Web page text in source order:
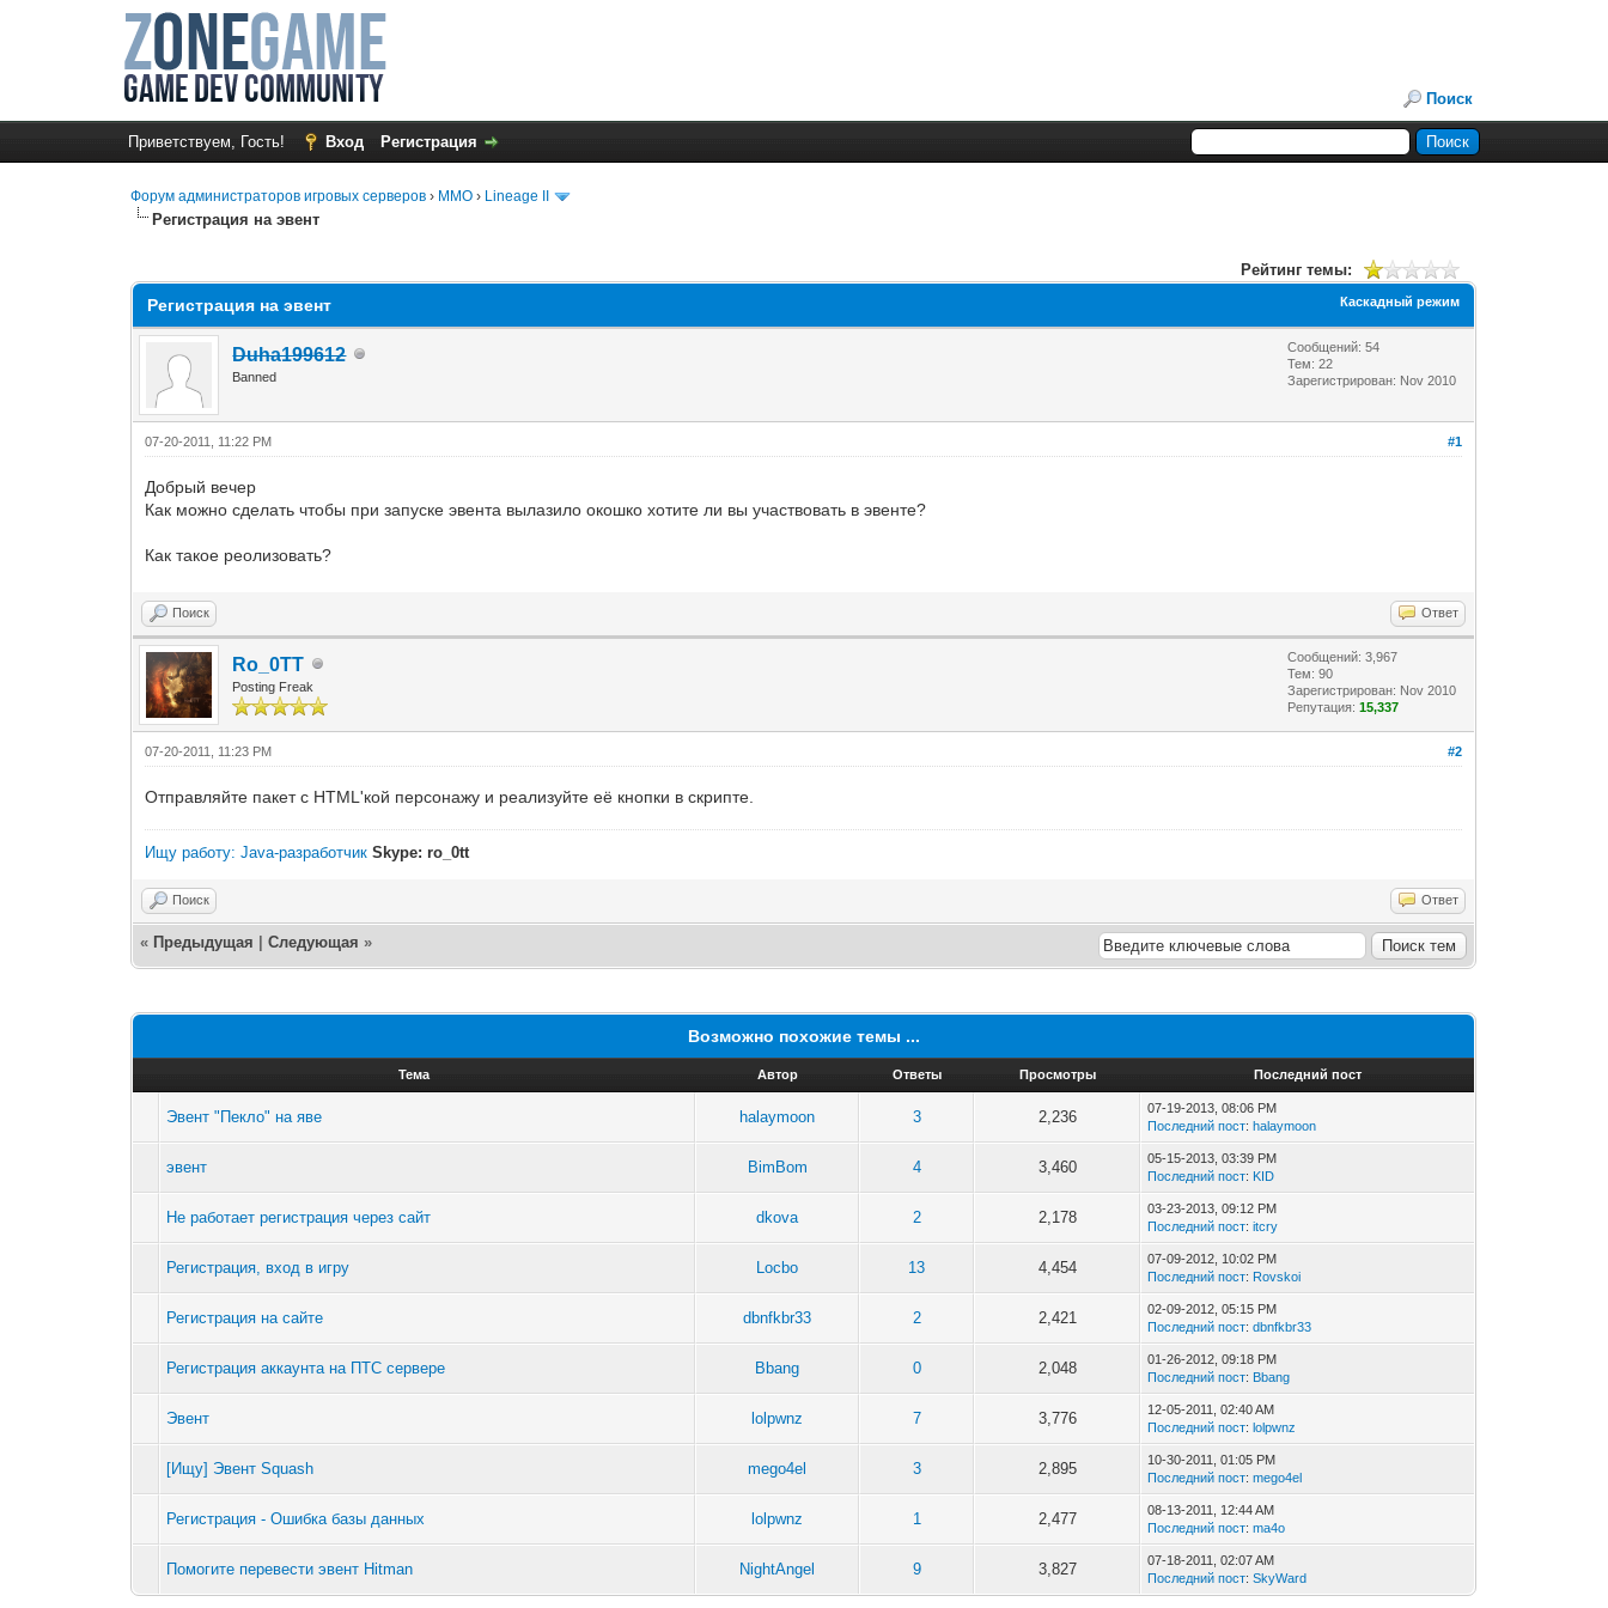
Поиск
Приветствуем, Гость! Вход Регистрация
Форум администраторов игровых серверов › MMO › Lineage II
Регистрация на эвент
Рейтинг темы:
Каскадный режим
Регистрация на эвент
Duha199612
Banned
Сообщений: 54
Тем: 22
Зарегистрирован: Nov 2010
#1
07-20-2011, 11:22 PM
Добрый вечер
Как можно сделать чтобы при запуске эвента вылазило окошко хотите ли вы участвовать в эвенте?
Как такое реолизовать?
Поиск Ответ
Ro_0TT
Posting Freak
Сообщений: 3,967
Тем: 90
Зарегистрирован: Nov 2010
Репутация:15,337
#2
07-20-2011, 11:23 PM
Отправляйте пакет с HTML'кой персонажу и реализуйте её кнопки в скрипте.
Ищу работу: Java-разработчик Skype: ro_0tt
Поиск Ответ
« Предыдущая |Следующая»
Возможно похожие темы ...
Тема Автор Ответы Просмотры Последний пост
Эвент "Пекло" на яве halaymoon 3 2,236
07-19-2013, 08:06 PM
Последний пост:halaymoon
эвент BimBom 4 3,460
05-15-2013, 03:39 PM
Последний пост: KID
Не работает регистрация через сайт dkova 2 2,178
03-23-2013, 09:12 PM
Последний пост:itcry
Регистрация, вход в игру Locbo 13 4,454
07-09-2012, 10:02 PM
Последний пост: Rovskoi
Регистрация на сайте dbnfkbr33 2 2,421
02-09-2012, 05:15 PM
Последний пост:dbnfkbr33
Регистрация аккаунта на ПТС сервере Bbang 0 2,048
01-26-2012, 09:18 PM
Последний пост: Bbang
Эвент lolpwnz 7 3,776
12-05-2011, 02:40 AM
Последний пост:lolpwnz
[Ищу] Эвент Squash mego4el 3 2,895
10-30-2011, 01:05 PM
Последний пост:mego4el
Регистрация - Ошибка базы данных lolpwnz 1 2,477
08-13-2011, 12:44 AM
Последний пост:ma4o
Помогите перевести эвент Hitman NightAngel 9 3,827
07-18-2011, 02:07 AM
Последний пост:SkyWard